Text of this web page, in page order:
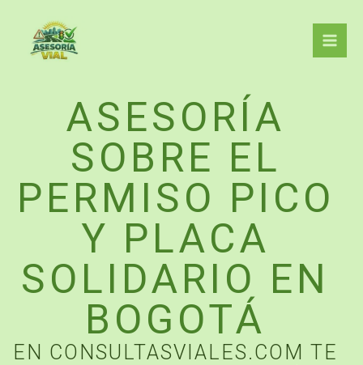
contenido
ASESORÍA
SOBRE EL
PERMISO PICO
Y PLACA
SOLIDARIO EN
BOGOTÁ
EN CONSULTASVIALES.COM TE